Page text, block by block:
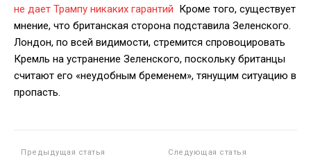
не дает Трампу никаких гарантий Кроме того, существует
мнение, что британская сторона подставила Зеленского.
Лондон, по всей видимости, стремится спровоцировать
Кремль на устранение Зеленского, поскольку британцы
считают его «неудобным бременем», тянущим ситуацию в
пропасть.
Предыдущая статья Следующая статья